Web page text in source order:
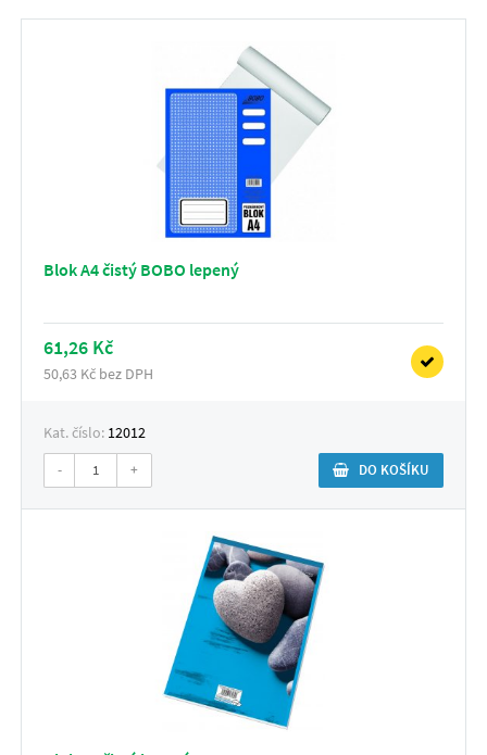
Blok A4 čistý BOBO lepený
61,26 Kč
50,63 Kč bez DPH
Kat. číslo: 12012
- + DO KOŠÍKU